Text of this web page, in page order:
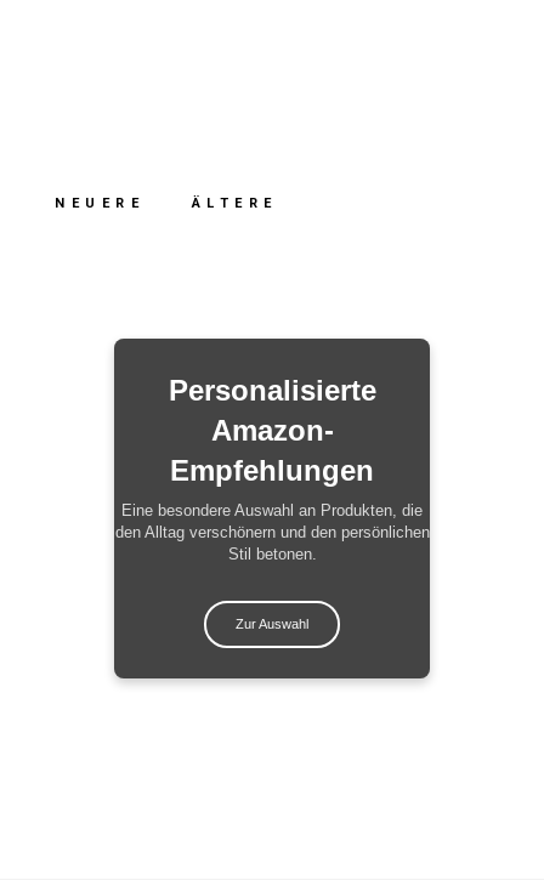
NEUERE ÄLTERE
Personalisierte
Amazon-
Empfehlungen
Eine besondere Auswahl an Produkten, die
den Alltag verschönern und den persönlichen
Stil betonen.
Zur Auswahl